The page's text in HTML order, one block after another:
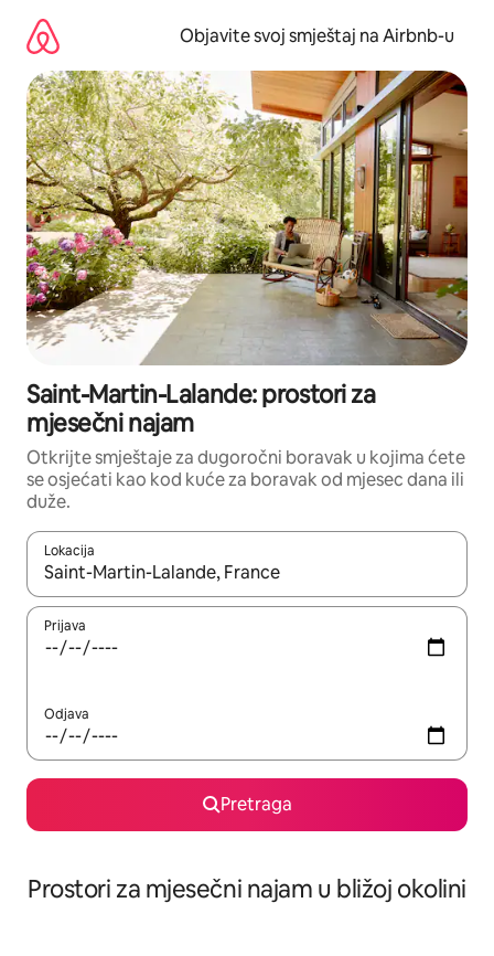
sadržaj
Objavite svoj smještaj na Airbnb-u
Saint-Martin-Lalande: prostori za
mjesečni najam
Otkrijte smještaje za dugoročni boravak u kojima ćete
se osjećati kao kod kuće za boravak od mjesec dana ili
duže.
Lokacija
Kad su rezultati dostupni, možete da se krećete kroz njih
Prijava
Odjava
Pretraga
Prostori za mjesečni najam u bližoj okolini